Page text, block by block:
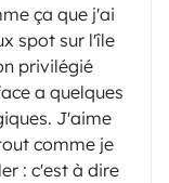
ça que j'ai
spot sur l'île
privilégié
a quelques
J'aime
comme je
: c'est à dire